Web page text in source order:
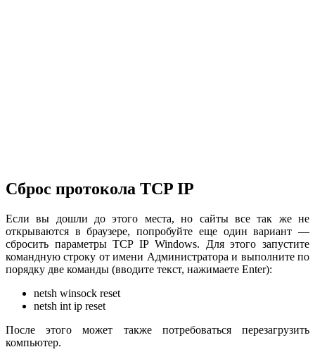
Сброс протокола TCP IP
Если вы дошли до этого места, но сайты все так же не
открываются в браузере, попробуйте еще один вариант —
сбросить параметры TCP IP Windows. Для этого запустите
командную строку от имени Администратора и выполните по
порядку две команды (вводите текст, нажимаете Enter):
netsh winsock reset
netsh int ip reset
После этого может также потребоваться перезагрузить
компьютер.